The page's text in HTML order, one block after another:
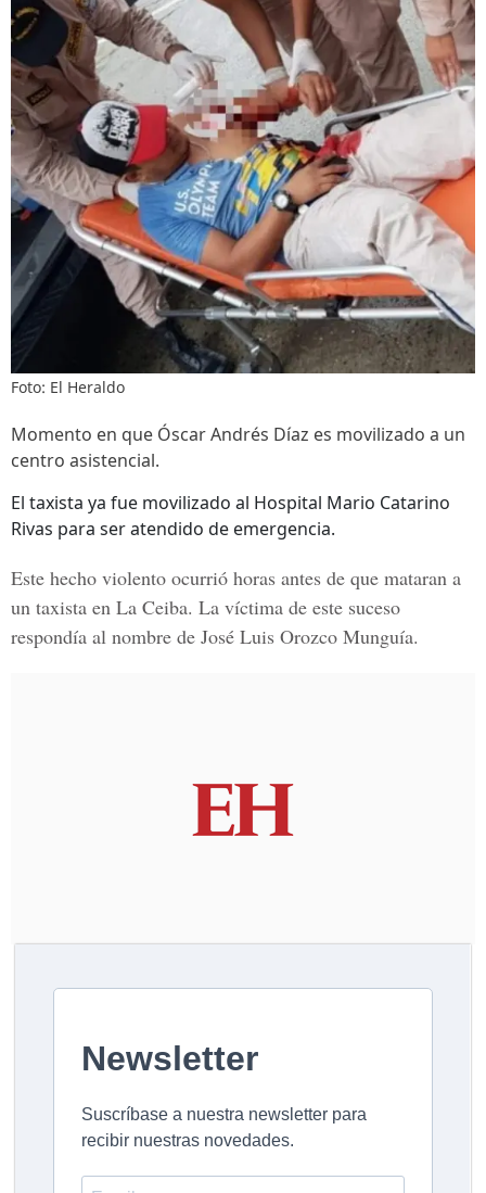
Foto: El Heraldo
Momento en que Óscar Andrés Díaz es movilizado a un
centro asistencial.
El taxista ya fue movilizado al Hospital Mario Catarino
Rivas para ser atendido de emergencia.
Este hecho violento ocurrió horas antes de que mataran a
un taxista en La Ceiba. La víctima de este suceso
respondía al nombre de José Luis Orozco Munguía.